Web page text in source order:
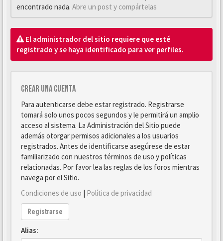
encontrado nada. Abre un post y compártelas
El administrador del sitio requiere que esté
registrado y se haya identificado para ver perfiles.
Crear una cuenta
Para autenticarse debe estar registrado. Registrarse
tomará solo unos pocos segundos y le permitirá un amplio
acceso al sistema. La Administración del Sitio puede
además otorgar permisos adicionales a los usuarios
registrados. Antes de identificarse asegúrese de estar
familiarizado con nuestros términos de uso y políticas
relacionadas. Por favor lea las reglas de los foros mientras
navega por el Sitio.
Condiciones de uso | Política de privacidad
Registrarse
Alias: